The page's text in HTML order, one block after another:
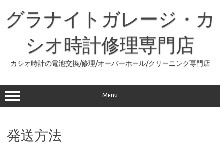
グラナイトガレージ・カ
シオ時計修理専門店
カシオ時計の電池交換/修理/オーバーホール/クリーニング専門店
Menu
発送方法